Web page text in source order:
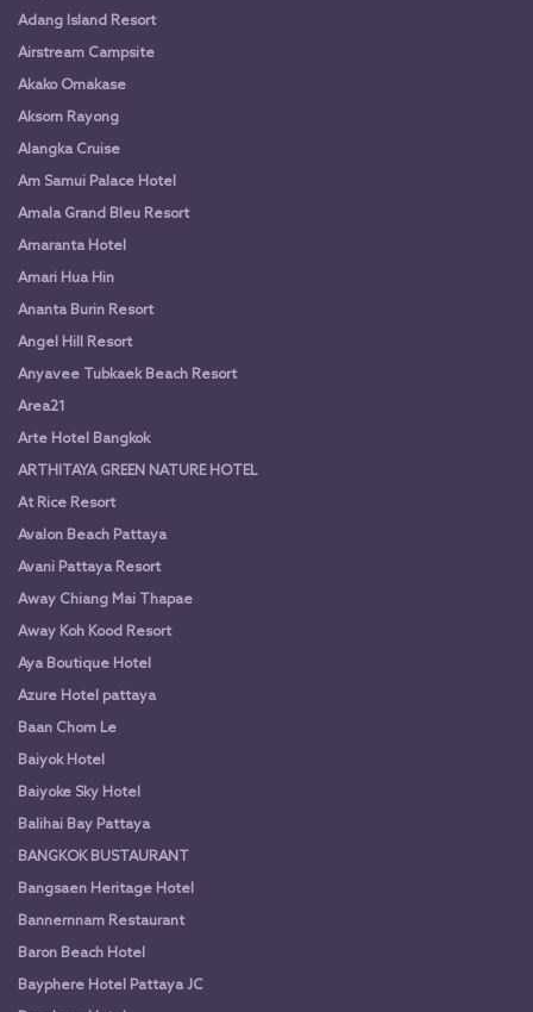
Adang Island Resort
Airstream Campsite
Akako Omakase
Aksorn Rayong
Alangka Cruise
Am Samui Palace Hotel
Amala Grand Bleu Resort
Amaranta Hotel
Amari Hua Hin
Ananta Burin Resort
Angel Hill Resort
Anyavee Tubkaek Beach Resort
Area21
Arte Hotel Bangkok
ARTHITAYA GREEN NATURE HOTEL
At Rice Resort
Avalon Beach Pattaya
Avani Pattaya Resort
Away Chiang Mai Thapae
Away Koh Kood Resort
Aya Boutique Hotel
Azure Hotel pattaya
Baan Chom Le
Baiyok Hotel
Baiyoke Sky Hotel
Balihai Bay Pattaya
BANGKOK BUSTAURANT
Bangsaen Heritage Hotel
Bannernnam Restaurant
Baron Beach Hotel
Bayphere Hotel Pattaya JC